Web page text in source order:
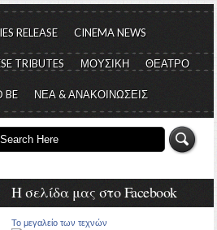
RELEASE CINEMA NEWS
TRIBUTES ΜΟΥΣΙΚΗ ΘΕΑΤΡΟ
BE ΝΕΑ & ΑΝΑΚΟΙΝΩΣΕΙΣ
Η σελίδα μας στο Facebook
Το μεγαλείο των τεχνών